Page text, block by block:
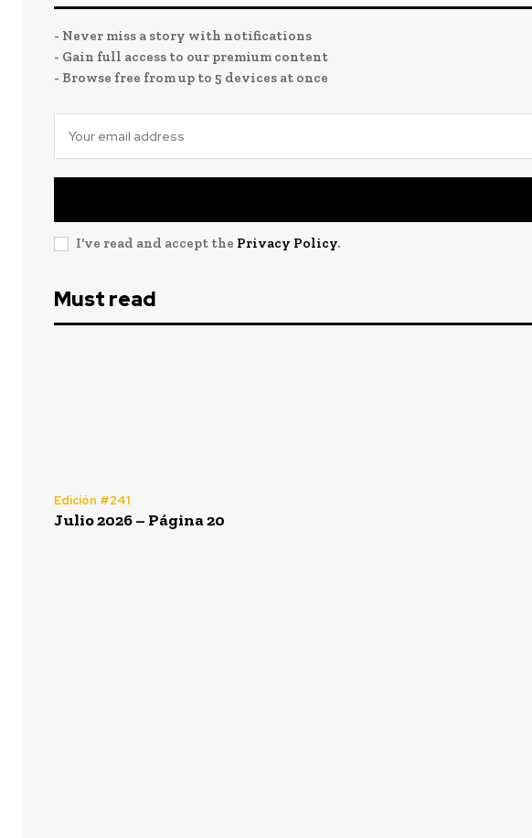
- Never miss a story with notifications
- Gain full access to our premium content
- Browse free from up to 5 devices at once
I've read and accept the Privacy Policy.
Must read
Edición #241
Julio 2026 – Página 20